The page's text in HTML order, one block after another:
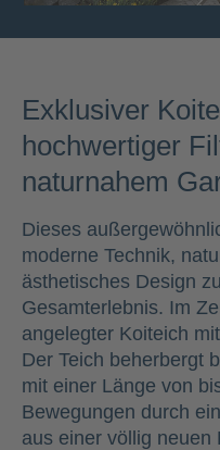
Exklusiver
hochwertiger
naturnahem
Dieses
moderne Technik,
ästhetisches Design
Gesamterlebnis. Im
angelegter Koiteich
Der Teich beherbergt
mit einer Länge von
Bewegungen durch
aus einer völlig neuen